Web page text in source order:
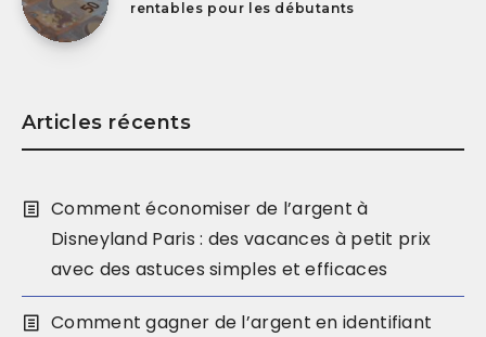
rentables pour les débutants
Articles récents
Comment économiser de l’argent à
Disneyland Paris : des vacances à petit prix
avec des astuces simples et efficaces
Comment gagner de l’argent en identifiant